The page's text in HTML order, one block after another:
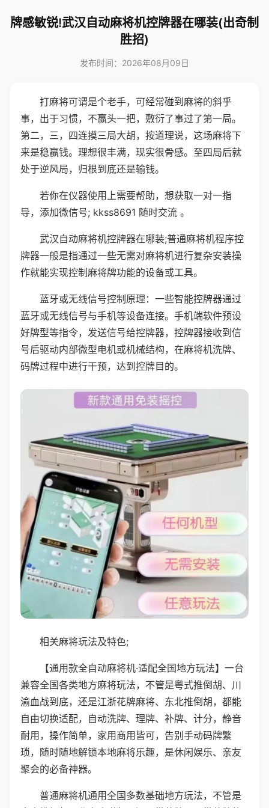
牌感敏锐!武汉自动麻将机控牌器在哪装(出奇制
胜招)
发布时间：2026年08月09日
打麻将可谓是个老手，可经常碰到麻将的斜乎
事，出于习惯，不赢头一把，敷衍了事过了第一局。
第二，三，四连摸三局大胡，按道理说，这场麻将下
来是稳赢钱。理想很丰满，现实很骨感。至四局后就
处于逆风局，归根到底还是输钱。
若你在仪器使用上需要帮助，想获取一对一指
导，添加微信号; kkss8691 随时交流 。
武汉自动麻将机控牌器在哪装;普通麻将机程序控
牌器一般是指通过一些无需对麻将机进行复杂安装操
作就能实现控制麻将牌功能的设备或工具。
蓝牙或无线信号控制原理：一些智能控牌器通过
蓝牙或无线信号与手机等设备连接。手机端软件预设
好牌型等指令，发送信号给控牌器，控牌器接收到信
号后驱动内部微型电机或机械结构，在麻将机洗牌、
码牌过程中进行干预，达到控牌目的。
相关麻将玩法及特色;
【通用款全自动麻将机·适配全国地方玩法】一台
兼容全国各类地方麻将玩法，不管是粤式推倒胡、川
渝血战到底，还是江浙花牌麻将、东北推倒胡，都能
自由切换适配，自动洗牌、理牌、补牌、计分，静音
耐用，操作简单，家用商用皆可，告别手动码牌繁
琐，随时随地解锁本地麻将乐趣，是休闲娱乐、亲友
聚会的必备神器。
普通麻将机通用全国多数基础地方玩法，不管是